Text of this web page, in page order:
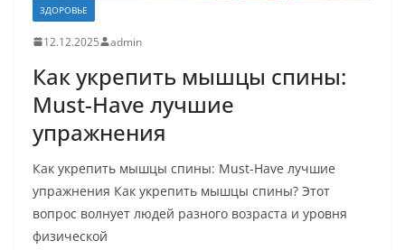
ЗДОРОВЬЕ
12.12.2025 admin
Как укрепить мышцы спины:
Must-Have лучшие
упражнения
Как укрепить мышцы спины: Must-Have лучшие
упражнения Как укрепить мышцы спины? Этот
вопрос волнует людей разного возраста и уровня
физической